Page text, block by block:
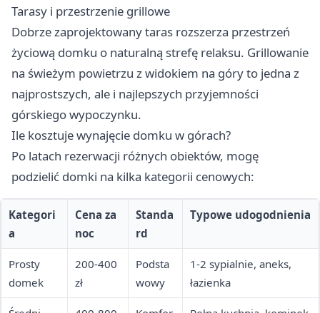
Tarasy i przestrzenie grillowe
Dobrze zaprojektowany taras rozszerza przestrzeń
życiową domku o naturalną strefę relaksu. Grillowanie
na świeżym powietrzu z widokiem na góry to jedna z
najprostszych, ale i najlepszych przyjemności
górskiego wypoczynku.
Ile kosztuje wynajęcie domku w górach?
Po latach rezerwacji różnych obiektów, mogę
podzielić domki na kilka kategorii cenowych:
Kategori
a
Cena za
noc
Standa
rd
Typowe udogodnienia
Prosty
domek
200-400
zł
Podsta
wowy
1-2 sypialnie, aneks,
łazienka